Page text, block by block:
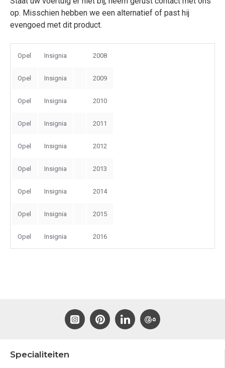
op. Misschien hebben we een alternatief of past hij
evengoed met dit product.
Opel Insignia 2008
Opel Insignia 2009
Opel Insignia 2010
Opel Insignia 2011
Opel Insignia 2012
Opel Insignia 2013
Opel Insignia 2014
Opel Insignia 2015
Opel Insignia 2016
Specialiteiten